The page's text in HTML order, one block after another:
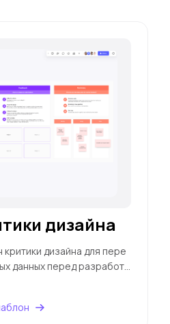
дизайна
дизайна для пере
данных перед разработк